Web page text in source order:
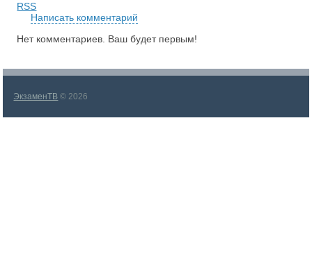
RSS
Написать комментарий
Нет комментариев. Ваш будет первым!
ЭкзаменТВ © 2026